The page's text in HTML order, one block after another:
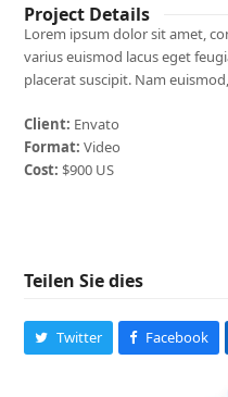
Project Details
Lorem ipsum dolor sit amet,
varius euismod lacus eget
placerat suscipit. Nam
Client: Envato
Format: Video
Cost: $900 US
Teilen Sie dies
Twitter Facebook